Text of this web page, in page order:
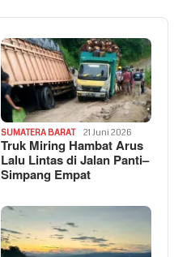
SUMATERA BARAT 21 Juni 2026
Truk Miring Hambat Arus
Lalu Lintas di Jalan Panti–
Simpang Empat